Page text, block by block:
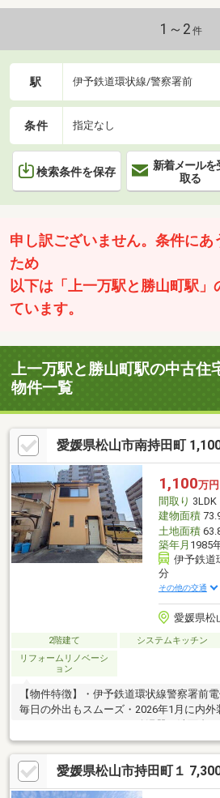
1～2 件
駅 伊予鉄道環状線/警察署前
条件 指定なし
検索条件を保存
新着メールを
取る
申し訳ございません。条件にあ
ため
以下は「上一万駅と勝山町駅」
ています。
上一万駅と勝山町駅の中古住
物件一覧
愛媛県松山市南持田町
1,100万円
間取り 3LDK
建物面積
土地面積
築年月 1985
伊予鉄道
分
その他の交通
愛媛県松
2階建て システムキッチン
リフォームリノベーシ
ョン
【物件特徴】・伊予鉄道環状線警察署前
毎日の外出もスムーズ・2026年1月に内外
収納に加えて屋根裏収納も備わっており
まります・浴室に窓がある仕様で換気が
イムを楽しめます・ローソン勝山二丁目
したお買い物にも便利です
愛媛県松山市持田町１